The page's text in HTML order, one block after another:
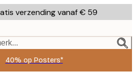
verzending vanaf € 59
40% op Posters*